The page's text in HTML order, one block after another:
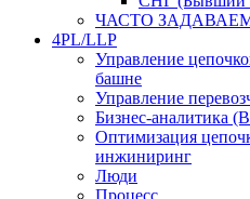
ЧАСТО
4PL/LLP
Управление
башне
Управление
Бизнес-аналитика
Оптимизация
инжиниринг
Люди
Процесс